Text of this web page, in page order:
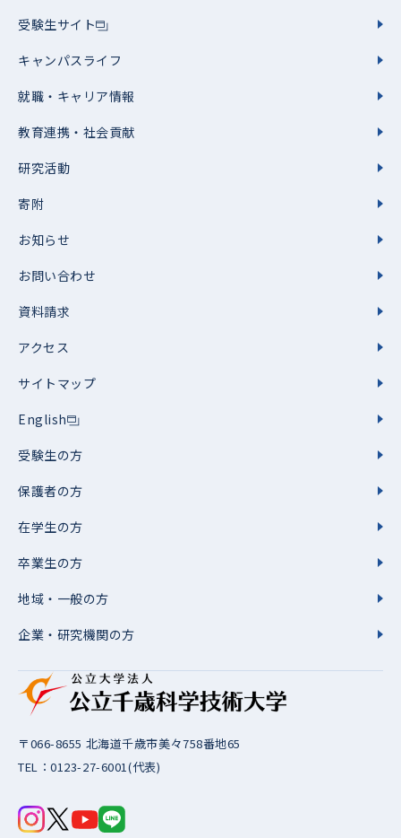
〒066-8655 北海道千歳市美々758番地65
TEL：0123-27-6001 (代表)
受験生サイト
キャンパスライフ
就職・キャリア情報
教育連携・社会貢献
研究活動
寄附
お知らせ
お問い合わせ
資料請求
アクセス
サイトマップ
English
受験生の方
保護者の方
在学生の方
卒業生の方
地域・一般の方
企業・研究機関の方